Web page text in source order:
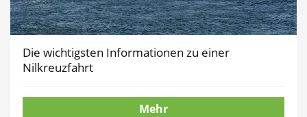
Die wichtigsten Informationen zu einer
Nilkreuzfahrt
Mehr